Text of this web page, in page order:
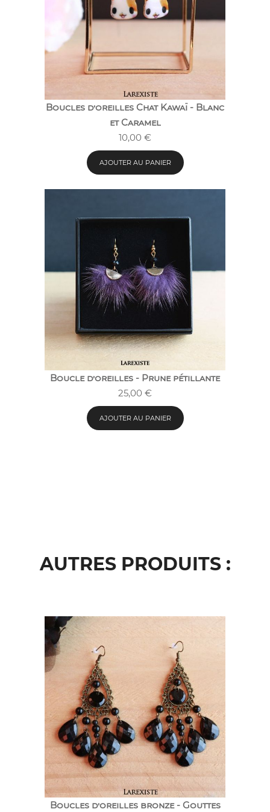
Boucles d’oreilles Chat Kawaï - Blanc
et Caramel
10,00 €
AJOUTER AU PANIER
Boucle d’oreilles - Prune pétillante
25,00 €
AJOUTER AU PANIER
AUTRES PRODUITS :
Boucles d’oreilles bronze - Gouttes